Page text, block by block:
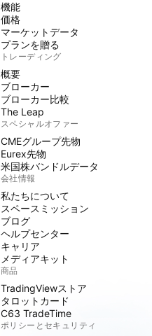
機能
価格
マーケットデータ
プランを贈る
トレーディング
概要
ブローカー
ブローカー比較
The Leap
スペシャルオファー
CMEグループ先物
Eurex先物
米国株バンドルデータ
会社情報
私たちについて
スペースミッション
ブログ
ヘルプセンター
キャリア
メディアキット
商品
TradingViewストア
タロットカード
C63 TradeTime
ポリシーとセキュリティ